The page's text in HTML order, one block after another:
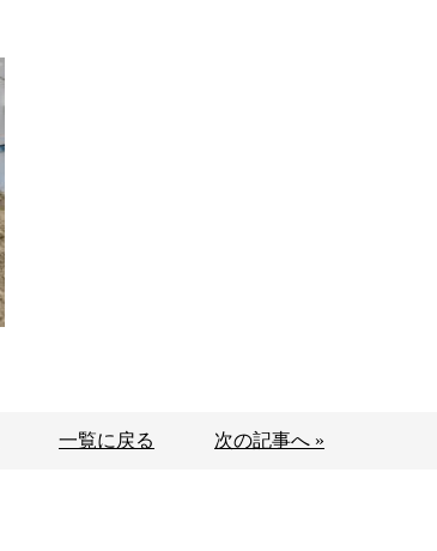
一覧に戻る 次の記事へ »